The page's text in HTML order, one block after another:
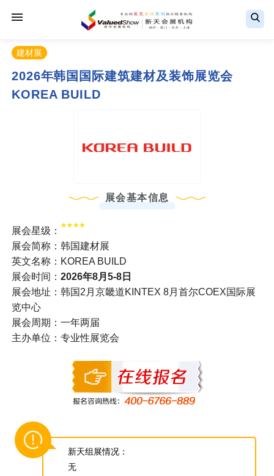
建材展
2026年韩国国际建筑建材及装饰展览会
KOREA BUILD
展会基本信息
展会星级：
展会简称：韩国建材展
英文名称：KOREA BUILD
展会时间： 2026年8月5-8日
展会地址：韩国2月京畿道KINTEX 8月首尔COEX国际展
览中心
展会周期：一年两届
主办单位：专业性展览会
新天组展情况：
无